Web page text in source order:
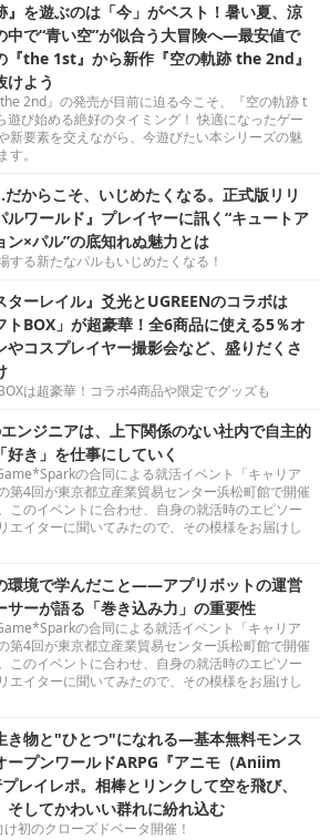
』を遊ぶのは「今」がベスト！暑い夏、涼
中で“青い空”が似合う大冒険へ―最安値で
『the 1st』から新作『空の軌跡 the 2nd』
けよう
the 2nd』の発売が目前に迫る今こそ、『空の軌跡 t
遊び始める絶好のタイミング！ 快適になったゲー
新要素を交えながら、今遊びたい本シリーズの魅
す。
からこそ、いじめたくなる。正式版リリ
ルワールド』プレイヤーに訊く“キュートア
ン×パル”の底知れぬ魅力とは
する新たなパルもいじめたくなる！
ターレイル』爻光とUGREENのコラボは
トBOX」が超豪華！全6商品に使える5％オ
やコスプレイヤー撮影会など、盛りだくさ
は超豪華！コラボ4商品や限定でグッズも
ンジニアは、上下関係のない社内で自主的
好き」を仕事にしていく
の合同による就活イベント「キャリア
第4回が東京都立産業貿易センター浜松町館で開催
このイベントに合わせ、自身の就活時のエピソー
エイターに聞いてみたので、その模様をお届けし
環境で学んだこと――アプリボットの運営
サーが語る「巻き込み力」の重要性
の合同による就活イベント「キャリア
第4回が東京都立産業貿易センター浜松町館で開催
このイベントに合わせ、自身の就活時のエピソー
エイターに聞いてみたので、その模様をお届けし
き物と"ひとつ"になれる―基本無料モンス
ープンワールドARPG『アニモ（Aniim
レイレポ。相棒とリンクして空を飛び、
そしてかわいい群れに紛れ込む
初のクローズドベータ開催！